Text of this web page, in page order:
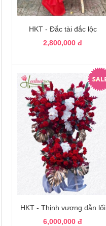
HKT - Đắc tài đắc lộc
2,800,000 đ
HKT - Thịnh vượng dẫn lối
6,000,000 đ